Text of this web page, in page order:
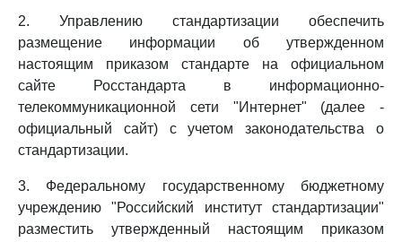
2. Управлению стандартизации обеспечить
размещение информации об утвержденном
настоящим приказом стандарте на официальном
сайте Росстандарта в информационно-
телекоммуникационной сети "Интернет" (далее -
официальный сайт) с учетом законодательства о
стандартизации.
3. Федеральному государственному бюджетному
учреждению "Российский институт стандартизации"
разместить утвержденный настоящим приказом